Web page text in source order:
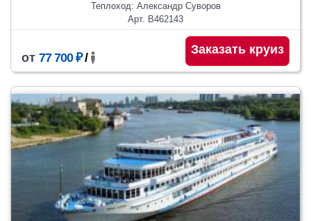
Теплоход: Александр Суворов
Арт. В462143
от 77 700 ₽/
Заказать круиз